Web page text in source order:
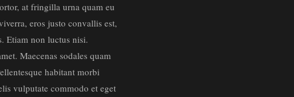
at fringilla urna quam eu
eros justo convallis est,
Etiam non luctus nisi.
Maecenas sodales quam
habitant morbi
vulputate commodo et eget